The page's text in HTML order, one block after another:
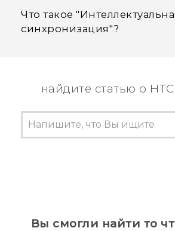
Что такое
синхронизация"‍?
найдите статью о
Вы смогли найти то